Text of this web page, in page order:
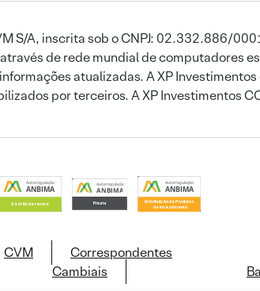
S/A, inscrita sob o CNPJ: 02.332.886/
de rede mundial de computadores
atualizadas. A XP
por terceiros. A XP Investimentos
CVM
Correspondentes
Cambiais